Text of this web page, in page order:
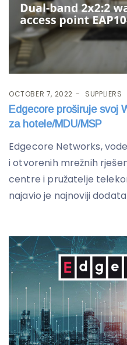
OCTOBER 7, 2022 SUPPLIERS
Edgecore proširuje svoj
za hotele/MDU/MSP
Edgecore Networks,
i otvorenih mrežnih
centre i pružatelje
najavio je najnoviji